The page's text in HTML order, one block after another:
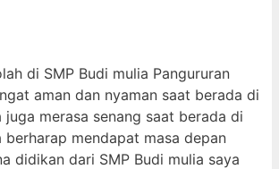
di SMP Budi mulia Pangururan
aman dan nyaman saat berada di
juga merasa senang saat berada di
berharap mendapat masa depan
didikan dari SMP Budi mulia saya